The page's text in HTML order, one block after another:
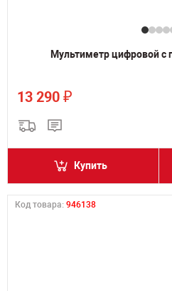
Мультиметр цифровой с
13 290 ₽
Купить
Код товара: 946138